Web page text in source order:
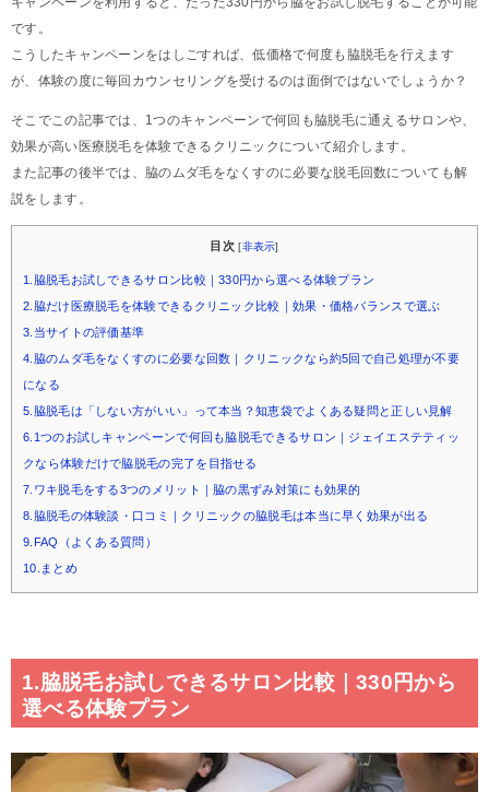
です。
こうしたキャンペーンをはしごすれば、低価格で何度も脇脱毛を行えます
が、体験の度に毎回カウンセリングを受けるのは面倒ではないでしょうか？
そこでこの記事では、1つのキャンペーンで何回も脇脱毛に通えるサロンや、
効果が高い医療脱毛を体験できるクリニックについて紹介します。
また記事の後半では、脇のムダ毛をなくすのに必要な脱毛回数についても解
説をします。
目次 [非表示]
1.脇脱毛お試しできるサロン比較｜330円から選べる体験プラン
2.脇だけ医療脱毛を体験できるクリニック比較｜効果・価格バランスで選ぶ
3.当サイトの評価基準
4.脇のムダ毛をなくすのに必要な回数｜クリニックなら約5回で自己処理が不要
になる
5.脇脱毛は「しない方がいい」って本当？知恵袋でよくある疑問と正しい見解
6.1つのお試しキャンペーンで何回も脇脱毛できるサロン｜ジェイエステティッ
クなら体験だけで脇脱毛の完了を目指せる
7.ワキ脱毛をする3つのメリット｜脇の黒ずみ対策にも効果的
8.脇脱毛の体験談・口コミ｜クリニックの脇脱毛は本当に早く効果が出る
9.FAQ（よくある質問）
10.まとめ
1.脇脱毛お試しできるサロン比較｜330円から
選べる体験プラン